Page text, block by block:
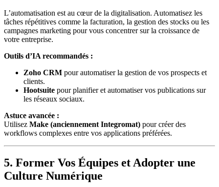
L’automatisation est au cœur de la digitalisation. Automatisez les
tâches répétitives comme la facturation, la gestion des stocks ou les
campagnes marketing pour vous concentrer sur la croissance de
votre entreprise.
Outils d’IA recommandés :
Zoho CRM pour automatiser la gestion de vos prospects et
clients.
Hootsuite pour planifier et automatiser vos publications sur
les réseaux sociaux.
Astuce avancée :
Utilisez Make (anciennement Integromat) pour créer des
workflows complexes entre vos applications préférées.
5. Former Vos Équipes et Adopter une
Culture Numérique